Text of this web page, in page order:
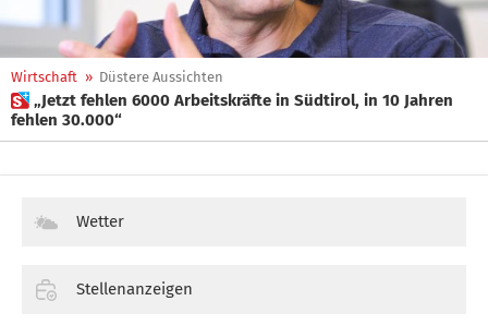
Wirtschaft » Düstere Aussichten
 „Jetzt fehlen 6000 Arbeitskräfte in Südtirol, in 10 Jahren
fehlen 30.000“
Wetter
Stellenanzeigen